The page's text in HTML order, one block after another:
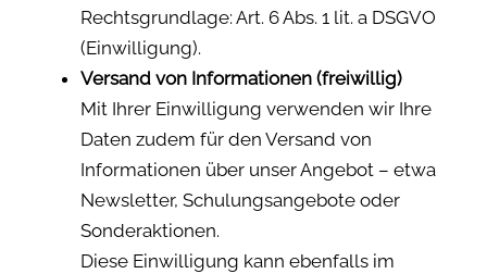
Rechtsgrundlage: Art. 6 Abs. 1 lit. a DSGVO
(Einwilligung).
Versand von Informationen (freiwillig)
Mit Ihrer Einwilligung verwenden wir Ihre
Daten zudem für den Versand von
Informationen über unser Angebot – etwa
Newsletter, Schulungsangebote oder
Sonderaktionen.
Diese Einwilligung kann ebenfalls im